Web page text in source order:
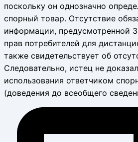
поскольку он однозначно
спорный товар. Отсутствие
информации, предусмотренной
прав потребителей для
также свидетельствует об
Следовательно, истец не
использования ответчиком
(доведения до всеобщего